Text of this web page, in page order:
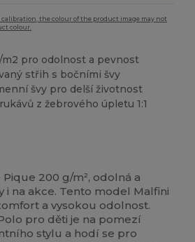
the colour of the product image may not
colour.
m2 pro odolnost a pevnost
střih s bočními švy
švy pro delší životnost
z žebrového úpletu 1:1
200 g/m², odolná a
i na akce. Tento model Malfini
a vysokou odolnost.
pro děti je na pomezí
stylu a hodí se pro